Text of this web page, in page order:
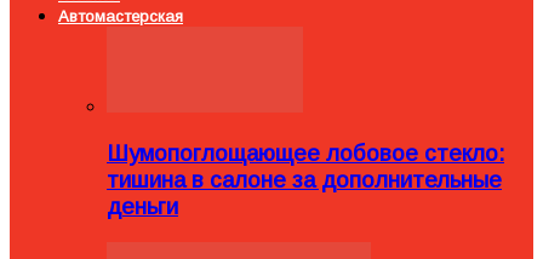
Автомастерская
Шумопоглощающее лобовое стекло:
тишина в салоне за дополнительные
деньги